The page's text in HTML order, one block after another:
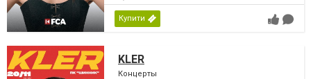
Купити
KLER
Концерты